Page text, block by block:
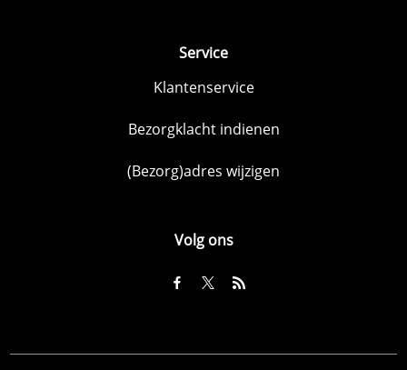
Service
Klantenservice
Bezorgklacht indienen
(Bezorg)adres wijzigen
Volg ons